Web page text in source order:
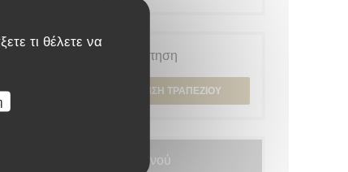
τι θέλετε να
Κράτηση
ΚΆΝΤΕ ΚΡΆΤΗΣΗ ΤΡΑΠΕΖΙΟΎ
Μενού